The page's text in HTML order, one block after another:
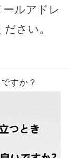
ルアドレ
さい。
すか？